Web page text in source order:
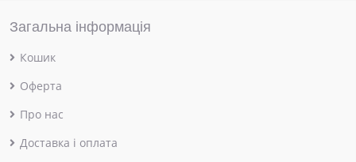
Загальна інформація
Кошик
Оферта
Про нас
Доставка і оплата